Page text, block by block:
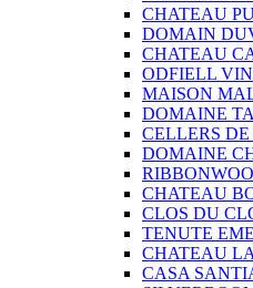
CHATEAU
DOMAIN
CHATEAU
ODFIELL
MAISON
DOMAINE
CELLERS
DOMAINE
CHATEAU
CLOS DU
TENUTE
CHATEAU
CASA